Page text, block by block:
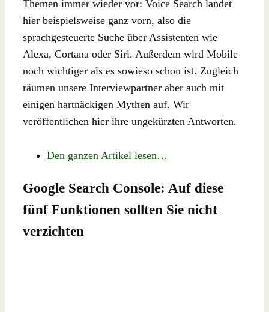
Themen immer wieder vor: Voice Search landet
hier beispielsweise ganz vorn, also die
sprachgesteuerte Suche über Assistenten wie
Alexa, Cortana oder Siri. Außerdem wird Mobile
noch wichtiger als es sowieso schon ist. Zugleich
räumen unsere Interviewpartner aber auch mit
einigen hartnäckigen Mythen auf. Wir
veröffentlichen hier ihre ungekürzten Antworten.
Den ganzen Artikel lesen…
Google Search Console: Auf diese
fünf Funktionen sollten Sie nicht
verzichten